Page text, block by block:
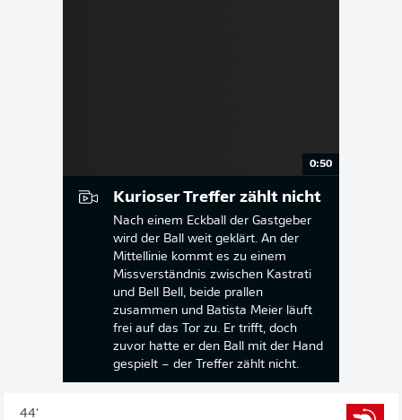
0:50
Kurioser Treffer zählt nicht
Nach einem Eckball der Gastgeber
wird der Ball weit geklärt. An der
Mittellinie kommt es zu einem
Missverständnis zwischen Kastrati
und Bell Bell, beide prallen
zusammen und Batista Meier läuft
frei auf das Tor zu. Er trifft, doch
zuvor hatte er den Ball mit der Hand
gespielt – der Treffer zählt nicht.
44'